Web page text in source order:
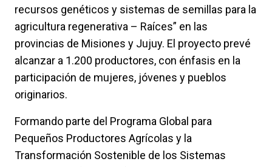
recursos genéticos y sistemas de semillas para la
agricultura regenerativa – Raíces” en las
provincias de Misiones y Jujuy. El proyecto prevé
alcanzar a 1.200 productores, con énfasis en la
participación de mujeres, jóvenes y pueblos
originarios.
Formando parte del Programa Global para
Pequeños Productores Agrícolas y la
Transformación Sostenible de los Sistemas